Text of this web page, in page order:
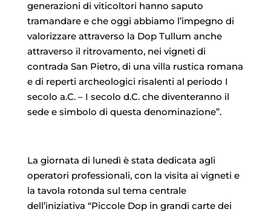
generazioni di viticoltori hanno saputo
tramandare e che oggi abbiamo l’impegno di
valorizzare attraverso la Dop Tullum anche
attraverso il ritrovamento, nei vigneti di
contrada San Pietro, di una villa rustica romana
e di reperti archeologici risalenti al periodo I
secolo a.C. – I secolo d.C. che diventeranno il
sede e simbolo di questa denominazione”.
La giornata di lunedì è stata dedicata agli
operatori professionali, con la visita ai vigneti e
la tavola rotonda sul tema centrale
dell’iniziativa “Piccole Dop in grandi carte dei